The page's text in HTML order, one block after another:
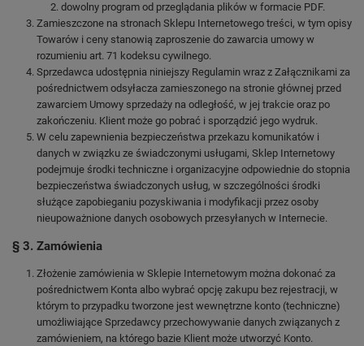
dowolny program od przeglądania plików w formacie PDF.
Zamieszczone na stronach Sklepu Internetowego treści, w tym opisy
Towarów i ceny stanowią zaproszenie do zawarcia umowy w
rozumieniu art. 71 kodeksu cywilnego.
Sprzedawca udostępnia niniejszy Regulamin wraz z Załącznikami za
pośrednictwem odsyłacza zamieszonego na stronie głównej przed
zawarciem Umowy sprzedaży na odległość, w jej trakcie oraz po
zakończeniu. Klient może go pobrać i sporządzić jego wydruk.
W celu zapewnienia bezpieczeństwa przekazu komunikatów i
danych w związku ze świadczonymi usługami, Sklep Internetowy
podejmuje środki techniczne i organizacyjne odpowiednie do stopnia
bezpieczeństwa świadczonych usług, w szczególności środki
służące zapobieganiu pozyskiwania i modyfikacji przez osoby
nieupoważnione danych osobowych przesyłanych w Internecie.
§ 3. Zamówienia
Złożenie zamówienia w Sklepie Internetowym można dokonać za
pośrednictwem Konta albo wybrać opcję zakupu bez rejestracji, w
którym to przypadku tworzone jest wewnętrzne konto (techniczne)
umożliwiające Sprzedawcy przechowywanie danych związanych z
zamówieniem, na którego bazie Klient może utworzyć Konto.